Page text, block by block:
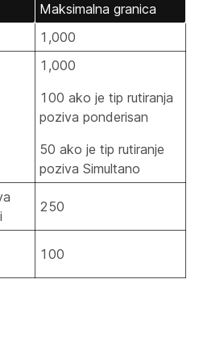
Maksimalna granica
1,000
1,000
100 ako je tip rutiranja
poziva ponderisan
50 ako je tip rutiranje
poziva Simultano
250
100